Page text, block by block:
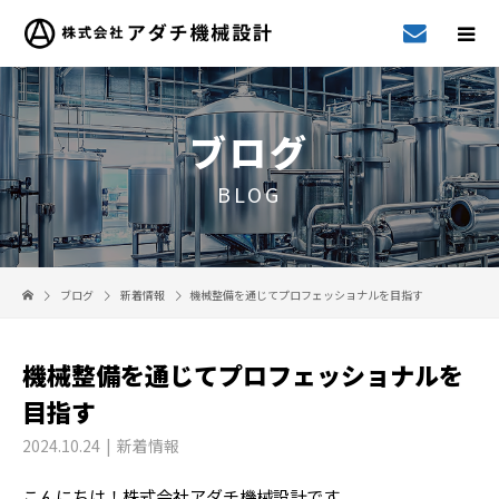
ブログ
BLOG
ブログ 新着情報 機械整備を通じてプロフェッショナルを目指す
機械整備を通じてプロフェッショナルを
目指す
2024.10.24 新着情報